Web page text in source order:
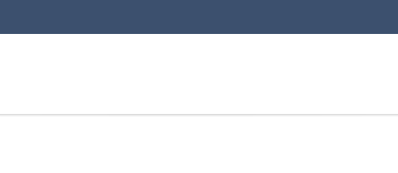
Kontaktformular